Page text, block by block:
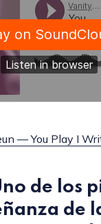
— You Play I
de los
de